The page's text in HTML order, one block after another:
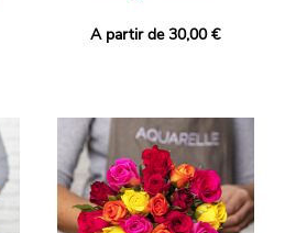
A partir de 30,00 €